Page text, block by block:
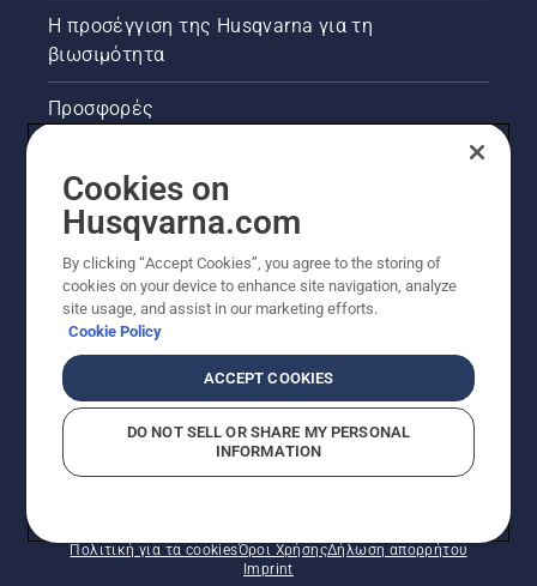
Η προσέγγιση της Husqvarna για τη
βιωσιμότητα
Προσφορές
Άλλοι ιστότοποι Husqvarna
© Husqvarna AB (δημοσ.) Με την επιφύλαξη παντός
Πολιτική για τα cookiesΌροι ΧρήσηςΔήλωση απορρήτου
Imprint
Cookies on
Husqvarna.com
By clicking “Accept Cookies”, you agree to the storing of
cookies on your device to enhance site navigation, analyze
site usage, and assist in our marketing efforts.
Cookie Policy
ACCEPT COOKIES
DO NOT SELL OR SHARE MY PERSONAL
INFORMATION